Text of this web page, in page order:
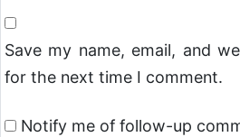
Save my name, email, and
for the next time I comment.
Notify me of follow-up